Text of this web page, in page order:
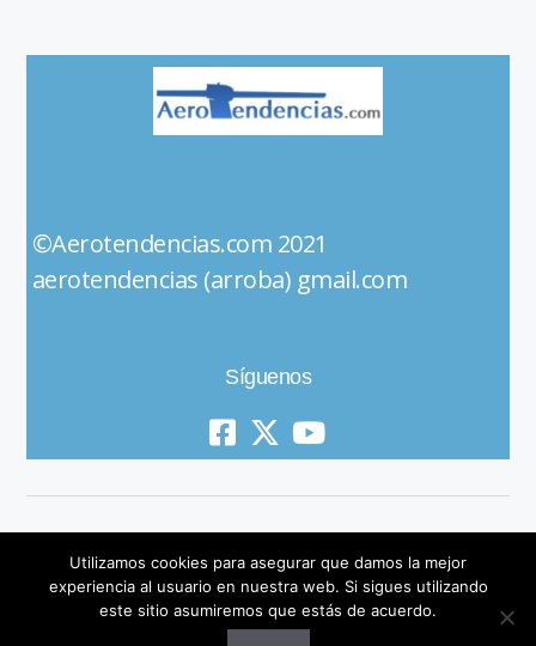
©Aerotendencias.com 2021
aerotendencias (arroba) gmail.com
Síguenos
© 2019 All Rights Reserved
Utilizamos cookies para asegurar que damos la mejor
experiencia al usuario en nuestra web. Si sigues utilizando
este sitio asumiremos que estás de acuerdo.